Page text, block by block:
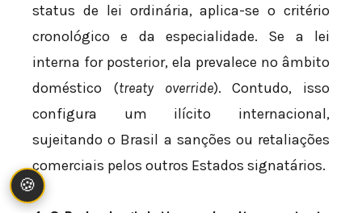
status de lei ordinária, aplica-se o critério
cronológico e da especialidade. Se a lei
interna for posterior, ela prevalece no âmbito
doméstico (treaty override). Contudo, isso
configura um ilícito internacional,
sujeitando o Brasil a sanções ou retaliações
comerciais pelos outros Estados signatários.
🍪